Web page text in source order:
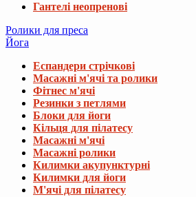
Гантелі неопренові
Ролики для преса
Йога
Еспандери стрічкові
Масажні м'ячі та ролики
Фітнес м'ячі
Резинки з петлями
Блоки для йоги
Кільця для пілатесу
Масажні м'ячі
Масажні ролики
Килимки акупунктурні
Килимки для йоги
М'ячі для пілатесу